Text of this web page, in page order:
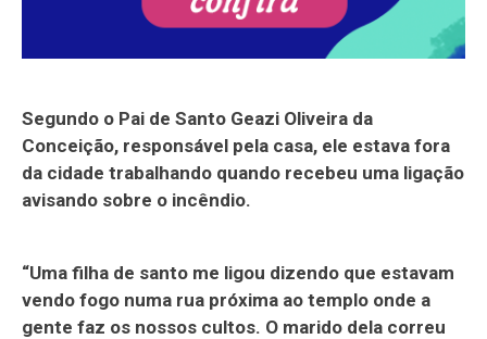
Segundo o Pai de Santo Geazi Oliveira da
Conceição, responsável pela casa, ele estava fora
da cidade trabalhando quando recebeu uma ligação
avisando sobre o incêndio.
“Uma filha de santo me ligou dizendo que estavam
vendo fogo numa rua próxima ao templo onde a
gente faz os nossos cultos. O marido dela correu